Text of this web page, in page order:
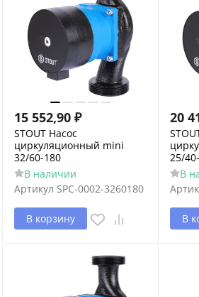
15 552,90 ₽
STOUT Насос
циркуляционный mini
32/60-180
В наличии
Артикул SPC-0002-3260180
В корзину
20
25/
В
В